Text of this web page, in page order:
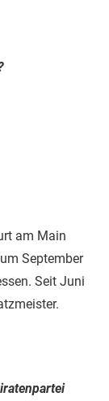
am Main
September
Seit Juni